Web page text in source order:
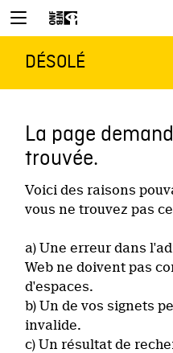
DÉSOLÉ
La page
trouvée.
Voici des raisons
vous ne trouvez pas
a) Une erreur dans
Web ne doivent pas
d'espaces.
b) Un de vos signets
invalide.
c) Un résultat de